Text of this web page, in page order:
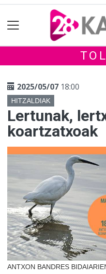
2025/05/07 18:00
HITZALDIAK
Lertunak,
koartzatxoak
ANTXON BANDRES